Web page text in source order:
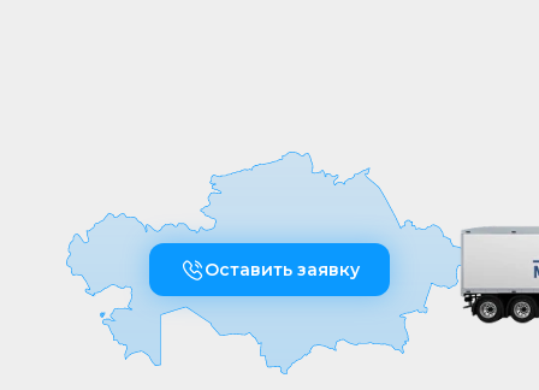
Оставить заявку